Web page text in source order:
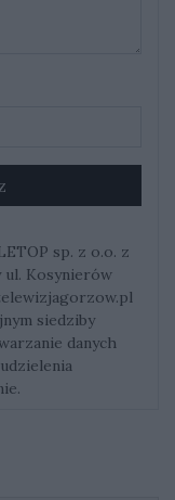
sp. z o.o. z
ul. Kosynierów
siedziby
danych